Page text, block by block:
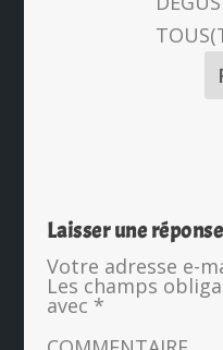
Laisser une réponse
Votre adresse e-
Les champs
avec *